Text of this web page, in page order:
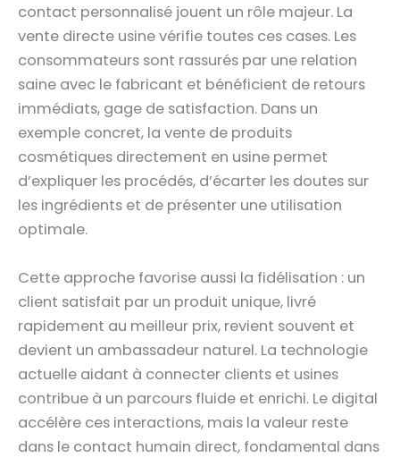
contact personnalisé jouent un rôle majeur. La
vente directe usine vérifie toutes ces cases. Les
consommateurs sont rassurés par une relation
saine avec le fabricant et bénéficient de retours
immédiats, gage de satisfaction. Dans un
exemple concret, la vente de produits
cosmétiques directement en usine permet
d’expliquer les procédés, d’écarter les doutes sur
les ingrédients et de présenter une utilisation
optimale.
Cette approche favorise aussi la fidélisation : un
client satisfait par un produit unique, livré
rapidement au meilleur prix, revient souvent et
devient un ambassadeur naturel. La technologie
actuelle aidant à connecter clients et usines
contribue à un parcours fluide et enrichi. Le digital
accélère ces interactions, mais la valeur reste
dans le contact humain direct, fondamental dans